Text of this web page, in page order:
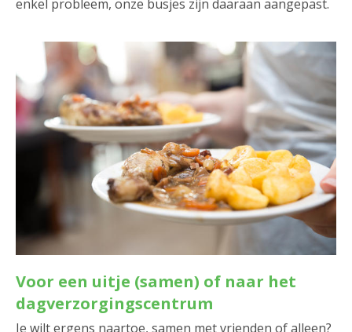
enkel probleem, onze busjes zijn daaraan aangepast.
Voor een uitje (samen) of naar het
dagverzorgingscentrum
Je wilt ergens naartoe, samen met vrienden of alleen?